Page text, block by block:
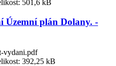
501,6 kB
Územní plán Dolany. -
vydani.pdf
392,25 kB